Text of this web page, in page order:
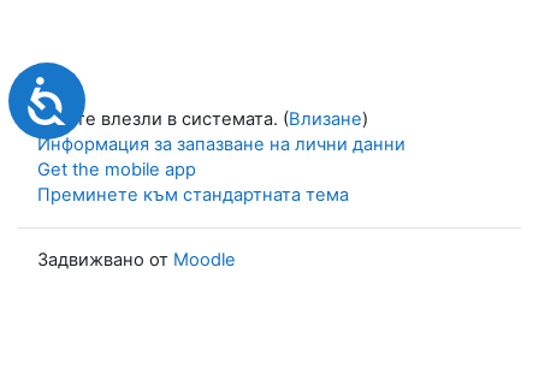
Достъпност
Не сте влезли в системата. (Влизане)
Информация за запазване на лични данни
Get the mobile app
Преминете към стандартната тема
Задвижвано от Moodle